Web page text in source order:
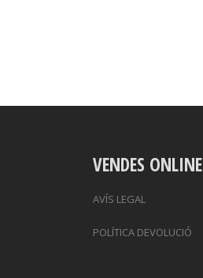
VENDES ONLINE
AVÍS LEGAL
POLÍTICA DEVOLUCIÓ